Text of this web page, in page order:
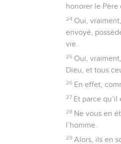
honorer le Père
24 Oui,
envoyé,
vie.
25 Oui,
Dieu, et tous
26 En effet,
27 Et parce
28 Ne vous en
l’homme.
29 Alors, ils en